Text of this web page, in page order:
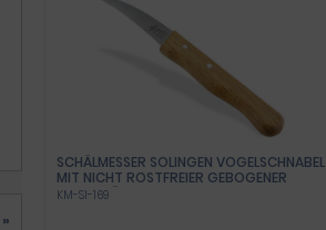
SCHÄLMESSER SOLINGEN VOGELSCHNABEL
MIT NICHT ROSTFREIER GEBOGENER
KLINGE KÜCHENMESSER EXTRA SCHARF
KM-SI-169
»